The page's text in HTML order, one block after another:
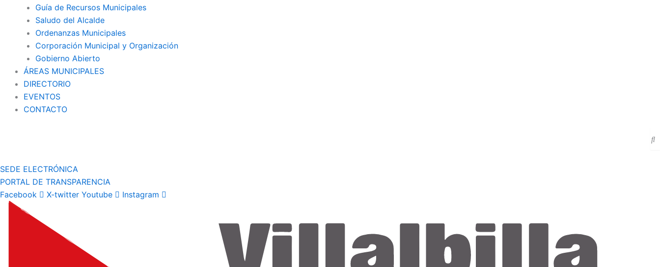
Guía de Recursos Municipales
Saludo del Alcalde
Ordenanzas Municipales
Corporación Municipal y Organización
Gobierno Abierto
ÁREAS MUNICIPALES
DIRECTORIO
EVENTOS
CONTACTO
SEDE ELECTRÓNICA
PORTAL DE TRANSPARENCIA
Facebook
X-twitter Youtube Instagram